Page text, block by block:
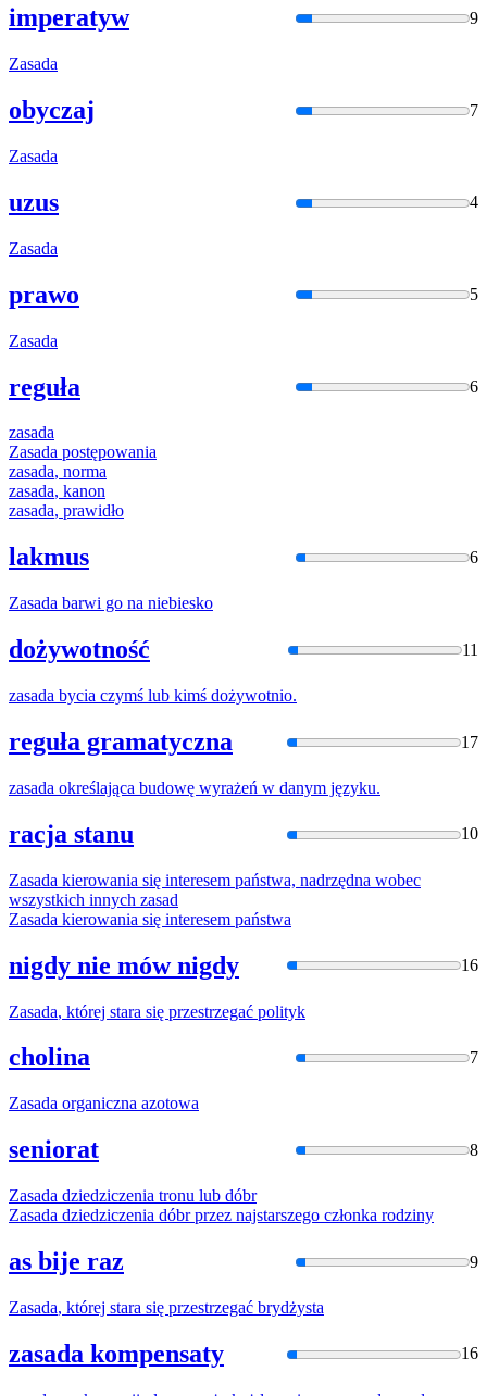
imperatyw 9
Zasada
obyczaj 7
Zasada
uzus 4
Zasada
prawo 5
Zasada
reguła 6
zasada
Zasada postępowania
zasada, norma
zasada, kanon
zasada, prawidło
lakmus 6
Zasada barwi go na niebiesko
dożywotność 11
zasada bycia czymś lub kimś dożywotnio.
reguła gramatyczna 17
zasada określająca budowę wyrażeń w danym języku.
racja stanu 10
Zasada kierowania się interesem państwa, nadrzędna wobec
wszystkich innych zasad
Zasada kierowania się interesem państwa
nigdy nie mów nigdy 16
Zasada, której stara się przestrzegać polityk
cholina 7
Zasada organiczna azotowa
seniorat 8
Zasada dziedziczenia tronu lub dóbr
Zasada dziedziczenia dóbr przez najstarszego członka rodziny
as bije raz 9
Zasada, której stara się przestrzegać brydżysta
zasada kompensaty 16